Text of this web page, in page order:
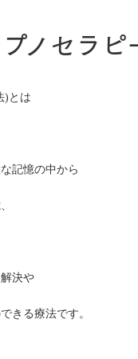
ノセラ
)とは
記憶の中から
決や
きる療法です。